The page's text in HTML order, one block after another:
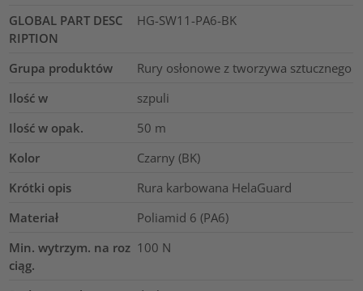
GLOBAL PART DESC
RIPTION
HG-SW11-PA6-BK
Grupa produktów
Rury osłonowe z tworzywa sztucznego
Ilość w
szpuli
Ilość w opak.
50 m
Kolor
Czarny (BK)
Krótki opis
Rura karbowana HelaGuard
Materiał
Poliamid 6 (PA6)
Min. wytrzym. na roz
ciąg.
100 N